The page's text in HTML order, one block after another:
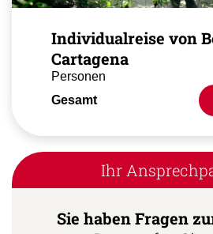
Individualreise von
Cartagena
Personen
Gesamt
Ihr
Sie haben Fragen